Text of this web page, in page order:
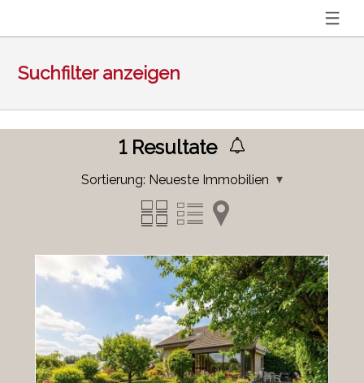
Suchfilter anzeigen
1Resultate
Sortierung: Neueste Immobilien